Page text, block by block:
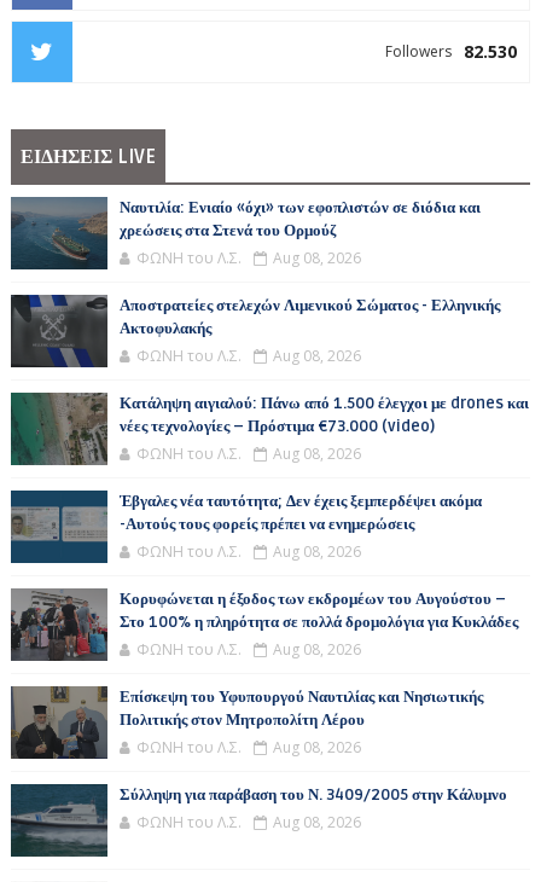
82.530
Followers
ΕΙΔΗΣΕΙΣ LIVE
Ναυτιλία: Ενιαίο «όχι» των εφοπλιστών σε διόδια και
χρεώσεις στα Στενά του Ορμούζ
ΦΩΝΗ του Λ.Σ. Aug 08, 2026
Αποστρατείες στελεχών Λιμενικού Σώματος - Ελληνικής
Ακτοφυλακής
ΦΩΝΗ του Λ.Σ. Aug 08, 2026
Κατάληψη αιγιαλού: Πάνω από 1.500 έλεγχοι με drones και
νέες τεχνολογίες – Πρόστιμα €73.000 (video)
ΦΩΝΗ του Λ.Σ. Aug 08, 2026
Έβγαλες νέα ταυτότητα; Δεν έχεις ξεμπερδέψει ακόμα
-Αυτούς τους φορείς πρέπει να ενημερώσεις
ΦΩΝΗ του Λ.Σ. Aug 08, 2026
Κορυφώνεται η έξοδος των εκδρομέων του Αυγούστου –
Στο 100% η πληρότητα σε πολλά δρομολόγια για Κυκλάδες
ΦΩΝΗ του Λ.Σ. Aug 08, 2026
Επίσκεψη του Υφυπουργού Ναυτιλίας και Νησιωτικής
Πολιτικής στον Μητροπολίτη Λέρου
ΦΩΝΗ του Λ.Σ. Aug 08, 2026
Σύλληψη για παράβαση του Ν. 3409/2005 στην Κάλυμνο
ΦΩΝΗ του Λ.Σ. Aug 08, 2026